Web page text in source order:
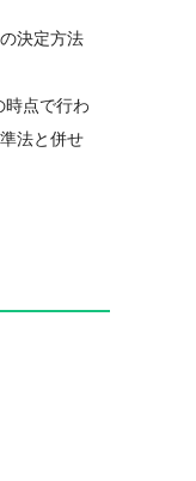
決定方法
時点で行わ
法と併せ